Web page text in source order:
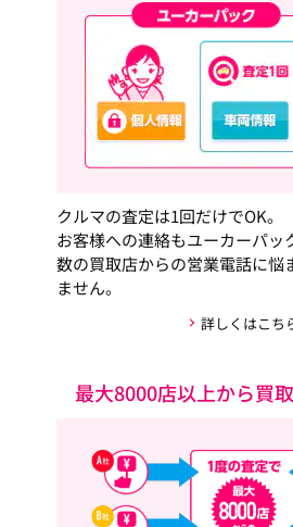
クルマの査定は1回だけでOK。
お客様への連絡もユーカーパッ
数の買取店からの営業電話に悩
ません。
詳しくはこち
最大8000店以上から買